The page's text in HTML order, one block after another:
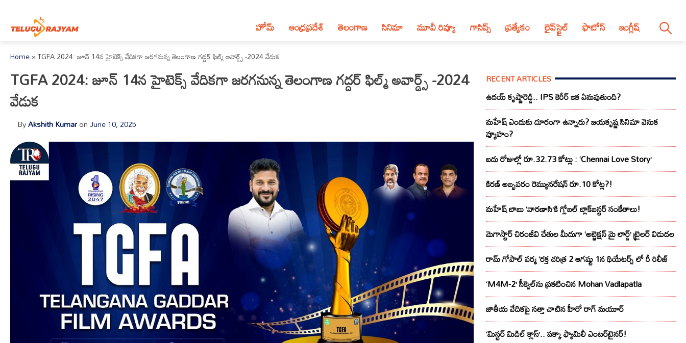
హోమ్ ఆంధ్ర‌ప్ర‌దేశ్‌ తెలంగాణ‌ సినిమా మూవీ రివ్యూ గాసిప్స్ ప్రత్యేకం లైప్‌స్టైల్‌ ఫొటోస్ ఇంగ్లీష్
Home»TGFA 2024: జూన్‌ 14న హైటెక్స్‌ వేదికగా జరగనున్న తెలంగాణ గద్దర్‌ ఫిల్మ్‌ అవార్డ్స్‌ -2024 వేడుక
TGFA 2024: జూన్‌ 14న హైటెక్స్‌ వేదికగా జరగనున్న తెలంగాణ గద్దర్‌ ఫిల్మ్‌ అవార్డ్స్‌ -2024
వేడుక
ByAkshith KumaronJune 10, 2025
RECENT ARTICLES
ఉదయ్ కృష్ణారెడ్డి.. IPS కెరీర్ ఇక ఏమవుతుంది?
మహేష్ ఎందుకు దూరంగా ఉన్నారు? జయకృష్ణ సినిమా వెనుక
వ్యూహం?
ఐదు రోజుల్లో రూ.32.73 కోట్లు : ‘Chennai Love Story’
కిరణ్ అబ్బవరం రెమ్యునరేషన్ రూ.10 కోట్ల?!
మహేష్ బాబు ‘వారణాసి’కి గ్లోబల్ బ్లాక్‌బస్టర్ సంకేతాలు!
మెగాస్టార్ చిరంజీవి చేతుల మీదుగా ‘అబ్జెక్ష‌న్ మై లార్డ్‌’ ట్రైల‌ర్ విడుద‌ల
రామ్ గోపాల్ వర్మ ‘రక్త చరిత్ర 2 ఆగష్టు 1న థియేటర్స్ లో రీ రిలీజ్
‘M4M-2’ సీక్వెల్‌ను ప్రకటించిన Mohan Vadlapatla
జాతీయ వేదికపై సత్తా చాటిన హీరో రాగ్ మయూర్‌
‘మిస్టర్ మిడిల్ క్లాస్’.. పక్కా ఫ్యామిలీ ఎంటర్‌టైనర్!